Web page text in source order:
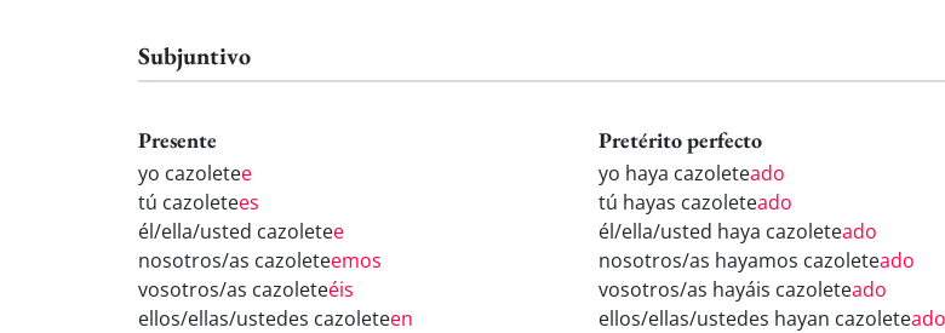
Subjuntivo
Presente
yo cazoletee
tú cazoletees
él/ella/usted cazoletee
nosotros/as cazoleteemos
vosotros/as cazoleteéis
ellos/ellas/ustedes cazoleteen
Pretérito perfecto
yo haya cazoleteado
tú hayas cazoleteado
él/ella/usted haya cazoleteado
nosotros/as hayamos cazoleteado
vosotros/as hayáis cazoleteado
ellos/ellas/ustedes hayan cazoleteado